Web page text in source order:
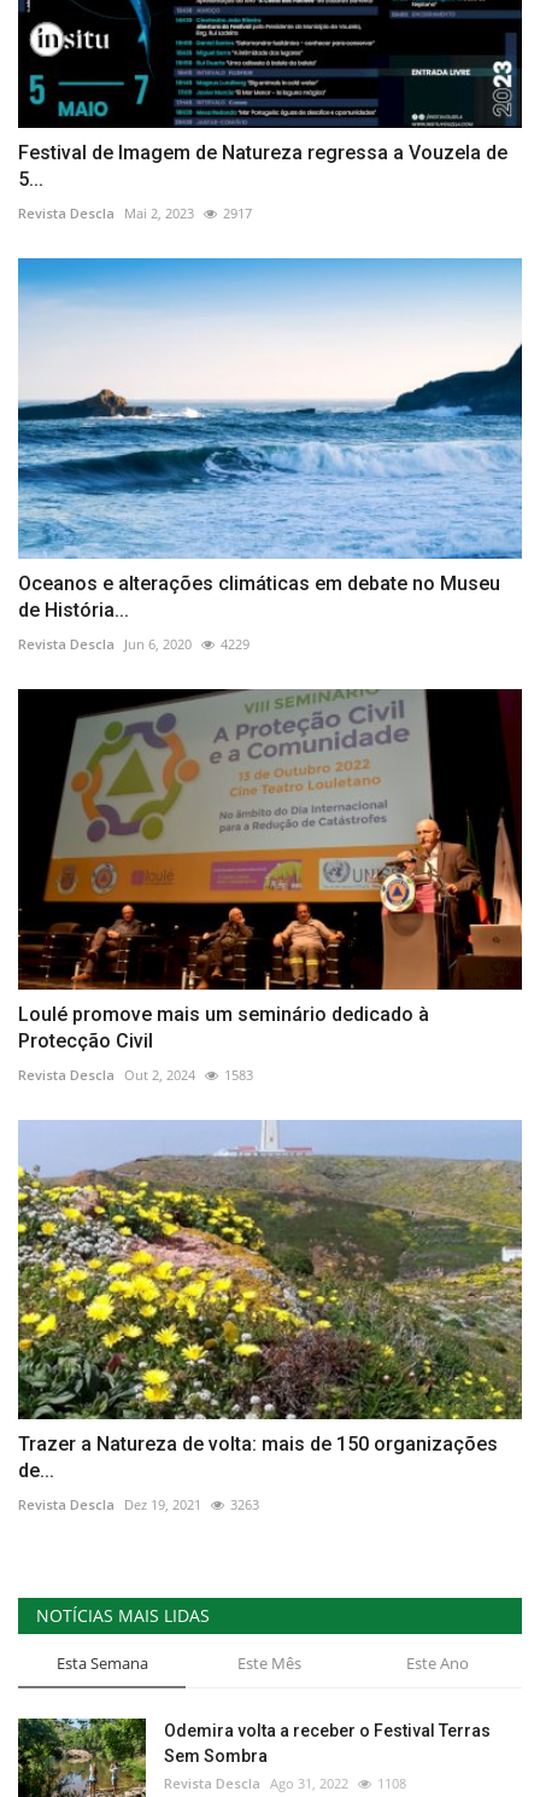
Festival de Imagem de Natureza regressa a Vouzela de
5...
Revista Descla Mai 2, 2023 2917
Oceanos e alterações climáticas em debate no Museu
de História...
Revista Descla Jun 6, 2020 4229
Loulé promove mais um seminário dedicado à
Protecção Civil
Revista Descla Out 2, 2024 1583
Trazer a Natureza de volta: mais de 150 organizações
de...
Revista Descla Dez 19, 2021 3263
NOTÍCIAS MAIS LIDAS
Esta Semana Este Mês Este Ano
Odemira volta a receber o Festival Terras
Sem Sombra
Revista Descla Ago 31, 2022 1108